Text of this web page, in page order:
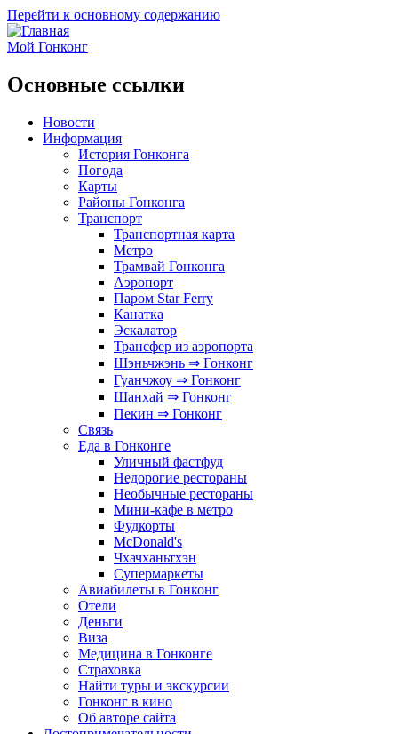
Перейти к основному содержанию
Мой Гонконг
Основные ссылки
Новости
Информация
История Гонконга
Погода
Карты
Районы Гонконга
Транспорт
Транспортная карта
Метро
Трамвай Гонконга
Аэропорт
Паром Star Ferry
Канатка
Эскалатор
Трансфер из аэропорта
Шэньчжэнь ⇒ Гонконг
Гуанчжоу ⇒ Гонконг
Шанхай ⇒ Гонконг
Пекин ⇒ Гонконг
Связь
Еда в Гонконге
Уличный фастфуд
Недорогие рестораны
Необычные рестораны
Мини-кафе в метро
Фудкорты
McDonald's
Чхачханьтхэн
Супермаркеты
Авиабилеты в Гонконг
Отели
Деньги
Виза
Медицина в Гонконге
Страховка
Найти туры и экскурсии
Гонконг в кино
Об авторе сайта